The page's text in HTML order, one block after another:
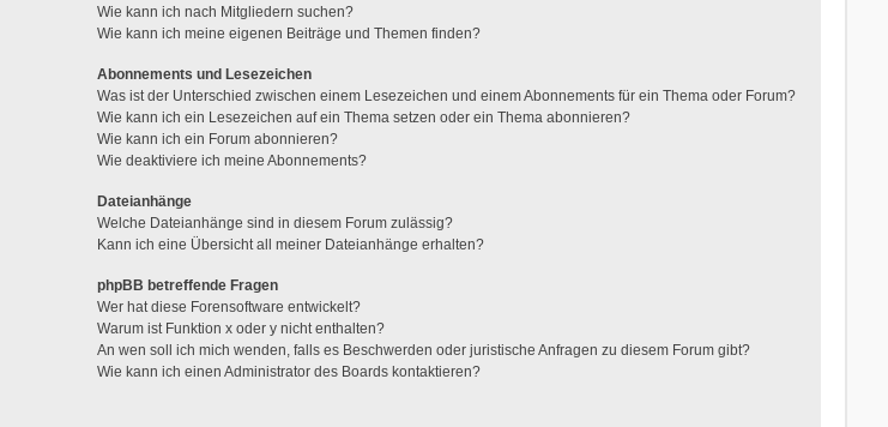
Wie kann ich nach Mitgliedern suchen?
Wie kann ich meine eigenen Beiträge und Themen finden?
Abonnements und Lesezeichen
Was ist der Unterschied zwischen einem Lesezeichen und einem Abonnements für ein Thema oder Forum?
Wie kann ich ein Lesezeichen auf ein Thema setzen oder ein Thema abonnieren?
Wie kann ich ein Forum abonnieren?
Wie deaktiviere ich meine Abonnements?
Dateianhänge
Welche Dateianhänge sind in diesem Forum zulässig?
Kann ich eine Übersicht all meiner Dateianhänge erhalten?
phpBB betreffende Fragen
Wer hat diese Forensoftware entwickelt?
Warum ist Funktion x oder y nicht enthalten?
An wen soll ich mich wenden, falls es Beschwerden oder juristische Anfragen zu diesem Forum gibt?
Wie kann ich einen Administrator des Boards kontaktieren?